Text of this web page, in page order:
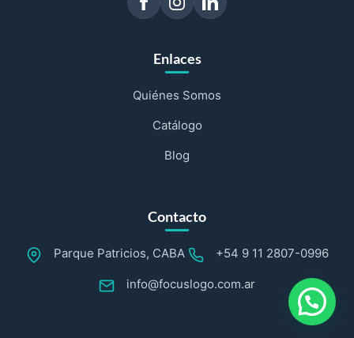
Enlaces
Quiénes Somos
Catálogo
Blog
Contacto
Parque Patricios, CABA +54 9 11 2807-0996
info@focuslogo.com.ar